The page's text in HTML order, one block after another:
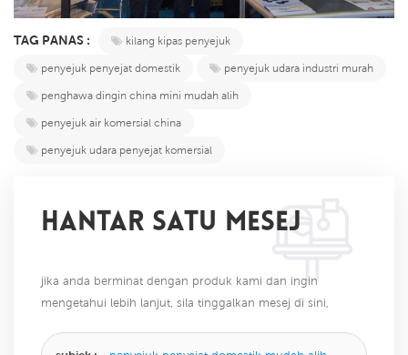
TAG PANAS :
kilang kipas penyejuk
penyejuk penyejat domestik
penyejuk udara industri murah
penghawa dingin china mini mudah alih
penyejuk air komersial china
penyejuk udara penyejat komersial
HANTAR SATU MESEJ
jika anda berminat dengan produk kami dan ingin
mengetahui lebih lanjut, sila tinggalkan mesej di sini,